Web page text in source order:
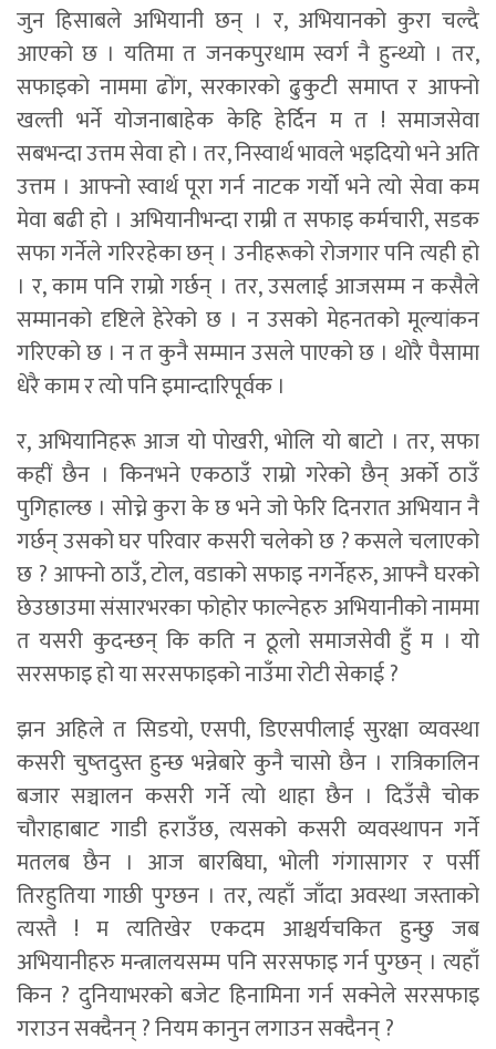
जुन हिसाबले अभियानी छन् । र, अभियानको कुरा चल्दै
आएको छ । यतिमा त जनकपुरधाम स्वर्ग नै हुन्थ्यो । तर,
सफाइको नाममा ढोंग, सरकारको ढुकुटी समाप्त र आफ्नो
खल्ती भर्ने योजनाबाहेक केहि हेर्दिन म त ! समाजसेवा
सबभन्दा उत्तम सेवा हो । तर, निस्वार्थ भावले भइदियो भने अति
उत्तम । आफ्नो स्वार्थ पूरा गर्न नाटक गर्यो भने त्यो सेवा कम
मेवा बढी हो । अभियानीभन्दा राम्री त सफाइ कर्मचारी, सडक
सफा गर्नेले गरिरहेका छन् । उनीहरूको रोजगार पनि त्यही हो
। र, काम पनि राम्रो गर्छन् । तर, उसलाई आजसम्म न कसैले
सम्मानको दृष्टिले हेरेको छ । न उसको मेहनतको मूल्यांकन
गरिएको छ । न त कुनै सम्मान उसले पाएको छ । थोरै पैसामा
धेरै काम र त्यो पनि इमान्दारिपूर्वक ।
र, अभियानिहरू आज यो पोखरी, भोलि यो बाटो । तर, सफा
कहीं छैन । किनभने एकठाउँ राम्रो गरेको छैन् अर्को ठाउँ
पुगिहाल्छ । सोच्ने कुरा के छ भने जो फेरि दिनरात अभियान नै
गर्छन् उसको घर परिवार कसरी चलेको छ ? कसले चलाएको
छ ? आफ्नो ठाउँ, टोल, वडाको सफाइ नगर्नेहरु, आफ्नै घरको
छेउछाउमा संसारभरका फोहोर फाल्नेहरु अभियानीको नाममा
त यसरी कुदन्छन् कि कति न ठूलो समाजसेवी हुँ म । यो
सरसफाइ हो या सरसफाइको नाउँमा रोटी सेकाई ?
झन अहिले त सिडयो, एसपी, डिएसपीलाई सुरक्षा व्यवस्था
कसरी चुष्तदुस्त हुन्छ भन्नेबारे कुनै चासो छैन । रात्रिकालिन
बजार सञ्चालन कसरी गर्ने त्यो थाहा छैन । दिउँसै चोक
चौराहाबाट गाडी हराउँछ, त्यसको कसरी व्यवस्थापन गर्ने
मतलब छैन । आज बारबिघा, भोली गंगासागर र पर्सी
तिरहुतिया गाछी पुग्छन । तर, त्यहाँ जाँदा अवस्था जस्ताको
त्यस्तै ! म त्यतिखेर एकदम आश्चर्यचकित हुन्छु जब
अभियानीहरु मन्त्रालयसम्म पनि सरसफाइ गर्न पुग्छन् । त्यहाँ
किन ? दुनियाभरको बजेट हिनामिना गर्न सक्नेले सरसफाइ
गराउन सक्दैनन् ? नियम कानुन लगाउन सक्दैनन् ?